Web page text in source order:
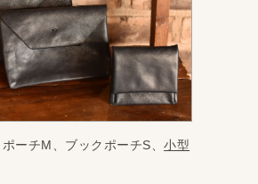
ーチM、ブックポーチS、小型